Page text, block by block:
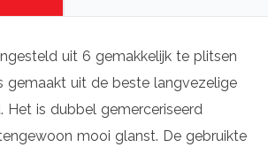
uit 6 gemakkelijk te plitsen
gemaakt uit de beste langvezelige
Het is dubbel gemerceriseerd
mooi glanst. De gebruikte